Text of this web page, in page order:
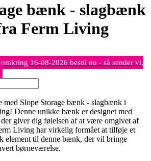
bænk - slagbænk
Ferm Living
16-08-2026 bestil nu - så sender vi,
med Slope Storage bænk - slagbænk i
Denne unikke bænk er designet med
giver dig følelsen af at være omgivet af
Living har virkelig formået at tilføje et
element til denne bænk, der vil bringe
børneværelse.